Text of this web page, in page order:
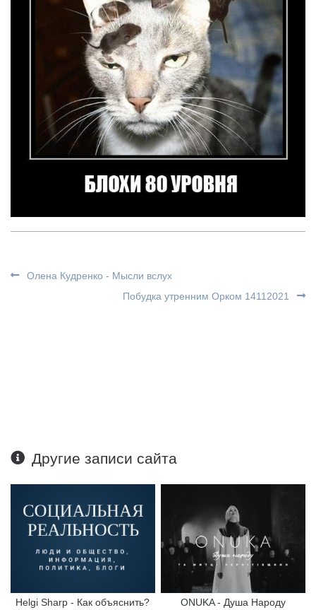
Олена Кудренко - Мысли вслух
Побудка утренним Орком 14112021
Другие записи сайта
Helgi Sharp - Как объяснить? ONUKA - Душа Народу